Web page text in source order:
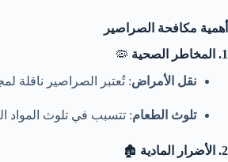
أهمية مكافحة الصراصير
1. المخاطر الصحية
🦠
نقل الأمراض: تُعتبر الصراصير ناقلة
تلوث الطعام: تتسبب في تلوث المواد
2. الأضرار المادية 🏚️